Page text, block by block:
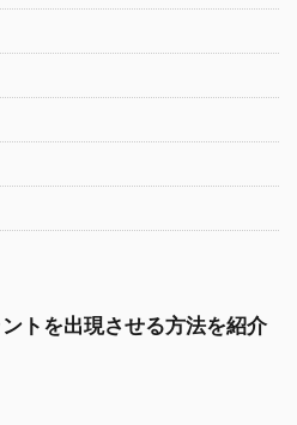
トを出現させる方法を紹介